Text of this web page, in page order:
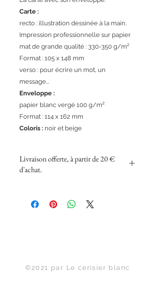
Carte :
recto : illustration dessinée à la main.
Impression professionnelle sur papier
mat de grande qualité : 330-350 g/m²
Format : 105 x 148 mm
verso : pour écrire un mot, un
message...
Enveloppe :
papier blanc vergé 100 g/m²
Format : 114 x 162 mm
Coloris : noir et beige
Livraison offerte, à partir de 20 €
d'achat.
©2021 par Le cerisier blanc